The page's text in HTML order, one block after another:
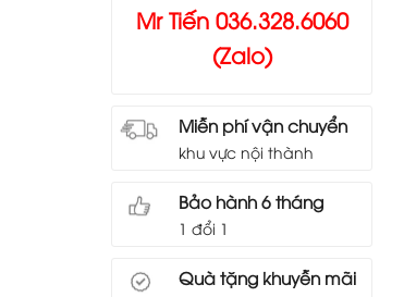
Mr Tiến 036.328.6060
(Zalo)
Miễn phí vận chuyển
khu vực nội thành
Bảo hành 6 tháng
1 đổi 1
Quà tặng khuyễn mãi